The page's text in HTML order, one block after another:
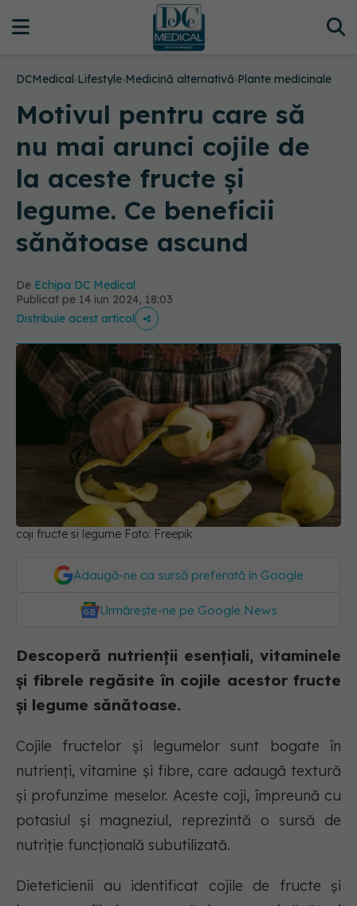
DCMedical›Lifestyle›Medicină alternativă›Plante medicinale
Motivul pentru care să
nu mai arunci cojile de
la aceste fructe și
legume. Ce beneficii
sănătoase ascund
De Echipa DC Medical
Publicat pe 14 iun 2024, 18:03
Distribuie acest articol
coji fructe si legume Foto: Freepik
Adaugă-ne ca sursă preferată în Google
Urmărește-ne pe Google News
Descoperă nutrienții esențiali, vitaminele
și fibrele regăsite în cojile acestor fructe
și legume sănătoase.
Cojile fructelor și legumelor sunt bogate în
nutrienți, vitamine și fibre, care adaugă textură
și profunzime meselor. Aceste coji, împreună cu
potasiul și magneziul, reprezintă o sursă de
nutriție funcțională subutilizată.
Dieteticienii au identificat cojile de fructe și